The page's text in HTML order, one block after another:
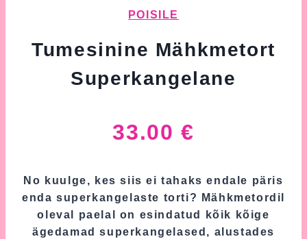
POISILE
Tumesinine Mähkmetort
Superkangelane
33.00 €
No kuulge, kes siis ei tahaks endale päris
enda superkangelaste torti? Mähkmetordil
oleval paelal on esindatud kõik kõige
ägedamad superkangelased, alustades